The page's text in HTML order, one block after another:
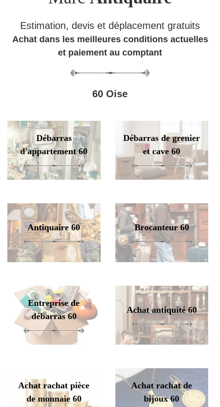
Estimation, devis et déplacement gratuits
Achat dans les meilleures conditions actuelles
et paiement au comptant
60 Oise
Débarras
d'appartement 60
Débarras de grenier
et cave 60
Antiquaire 60 Brocanteur 60
Entreprise de
débarras 60
Achat antiquité 60
Achat rachat pièce
de monnaie 60
Achat rachat de
bijoux 60